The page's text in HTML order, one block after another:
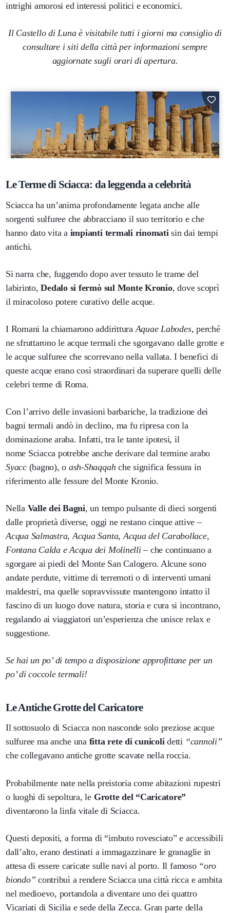
intrighi amorosi ed interessi politici e economici.
Il Castello di Luna è visitabile tutti i giorni ma consiglio di
consultare i siti della città per informazioni sempre
aggiornate sugli orari di apertura.
Le Terme di Sciacca: da leggenda a celebrità
Sciacca ha un’anima profondamente legata anche alle
sorgenti sulfuree che abbracciano il suo territorio e che
hanno dato vita a impianti termali rinomatisin dai tempi
antichi.
Si narra che, fuggendo dopo aver tessuto le trame del
labirinto,Dedalo si fermò sul Monte Kronio, dove scoprì
il miracoloso potere curativo delle acque.
I Romani la chiamarono addirittura Aquae Labodes, perché
ne sfruttarono le acque termali che sgorgavano dalle grotte e
le acque sulfuree che scorrevano nella vallata. I benefici di
queste acque erano così straordinari da superare quelli delle
celebri terme di Roma.
Con l’arrivo delle invasioni barbariche, la tradizione dei
bagni termali andò in declino, ma fu ripresa con la
dominazione araba. Infatti, tra le tante ipotesi, il
nome Sciacca potrebbe anche derivare dal termine arabo
Syacc(bagno), o ash-Shaqqah che significa fessura in
riferimento alle fessure del Monte Kronio.
Nella Valle dei Bagni, un tempo pulsante di dieci sorgenti
dalle proprietà diverse, oggi ne restano cinque attive –
Acqua Salmastra, Acqua Santa, Acqua del Carabollace,
Fontana Calda e Acqua dei Molinelli– che continuano a
sgorgare ai piedi del Monte San Calogero. Alcune sono
andate perdute, vittime di terremoti o di interventi umani
maldestri, ma quelle sopravvissute mantengono intatto il
fascino di un luogo dove natura, storia e cura si incontrano,
regalando ai viaggiatori un’esperienza che unisce relax e
suggestione.
Se hai un po’ di tempo a disposizione approfittane per un
po’ di coccole termali!
Le Antiche Grotte del Caricatore
Il sottosuolo di Sciacca non nasconde solo preziose acque
sulfuree ma anche una fitta rete di cunicolidetti “cannoli”
che collegavano antiche grotte scavate nella roccia.
Probabilmente nate nella preistoria come abitazioni rupestri
o luoghi di sepoltura, le Grotte del “Caricatore”
diventarono la linfa vitale di Sciacca.
Questi depositi, a forma di “imbuto rovesciato” e accessibili
dall’alto, erano destinati a immagazzinare le granaglie in
attesa di essere caricate sulle navi al porto. Il famoso “oro
biondo”contribuì a rendere Sciacca una città ricca e ambita
nel medioevo, portandola a diventare uno dei quattro
Vicariati di Sicilia e sede della Zecca. Gran parte della